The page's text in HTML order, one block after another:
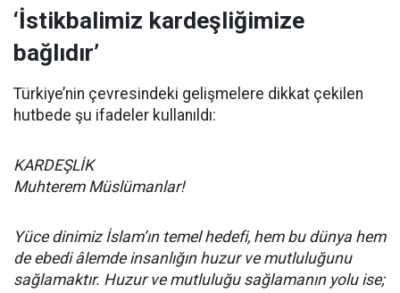
‘İstikbalimiz kardeşliğimize
bağlıdır’
Türkiye’nin çevresindeki gelişmelere dikkat çekilen
hutbede şu ifadeler kullanıldı:
KARDEŞLİK
Muhterem Müslümanlar!
Yüce dinimiz İslam’ın temel hedefi, hem bu dünya hem
de ebedi âlemde insanlığın huzur ve mutluluğunu
sağlamaktır. Huzur ve mutluluğu sağlamanın yolu ise;